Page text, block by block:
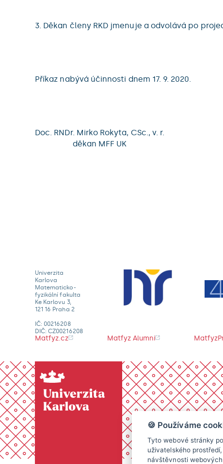
3. Děkan členy RKD jmenuje a odvolává po
Příkaz nabývá účinnosti dnem 17. 9. 2020.
Doc. RNDr. Mirko Rokyta, CSc., v. r.
děkan MFF UK
Univerzita
Karlova
Matematicko-
fyzikální fakulta
Ke Karlovu 3,
121 16 Praha 2
IČ: 00216208
DIČ: CZ00216208
Matfyz.cz Matfyz Alumni
🍪 Používáme
Tyto webové stránky
uživatelského
návštěvnosti